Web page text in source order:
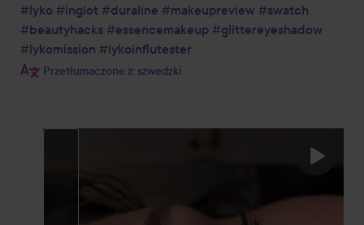
#lyko #inglot #duraline #makeupreview #swatch
#beautyhacks #essencemakeup #glittereyeshadow
#lykomission #lykoinflutester
Przetłumaczone z: szwedzki